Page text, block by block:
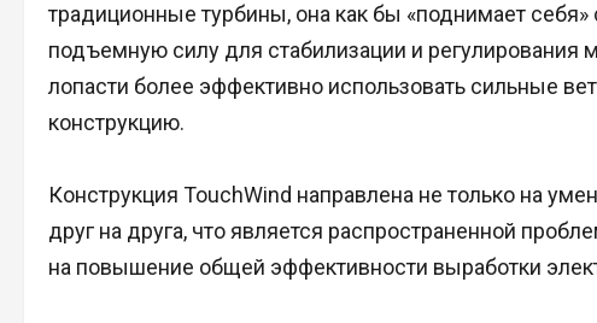
традиционные турбины, она как бы «поднимает
подъемную силу для стабилизации и регулирования
лопасти более эффективно использовать сильные
конструкцию.
Конструкция TouchWind направлена не только на
друг на друга, что является распространенной
на повышение общей эффективности выработки